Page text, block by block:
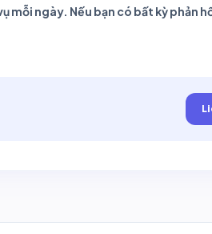
mỗi ngày. Nếu bạn có bất kỳ phản